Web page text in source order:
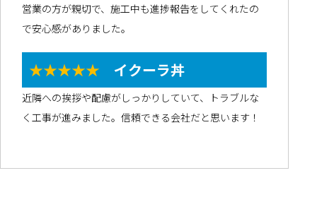
営業の方が親切で、施工中も進捗報告をしてくれたの
で安心感がありました。
★★★★★ イクーラ丼
近隣への挨拶や配慮がしっかりしていて、トラブルな
く工事が進みました。信頼できる会社だと思います！